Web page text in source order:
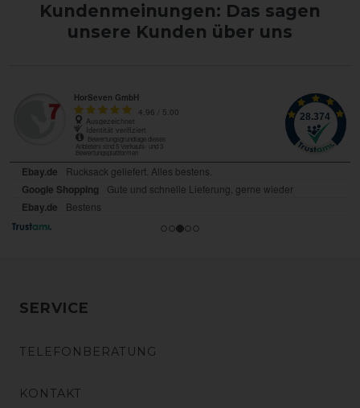
Kundenmeinungen: Das sagen
unsere Kunden über uns
SERVICE
TELEFONBERATUNG
KONTAKT